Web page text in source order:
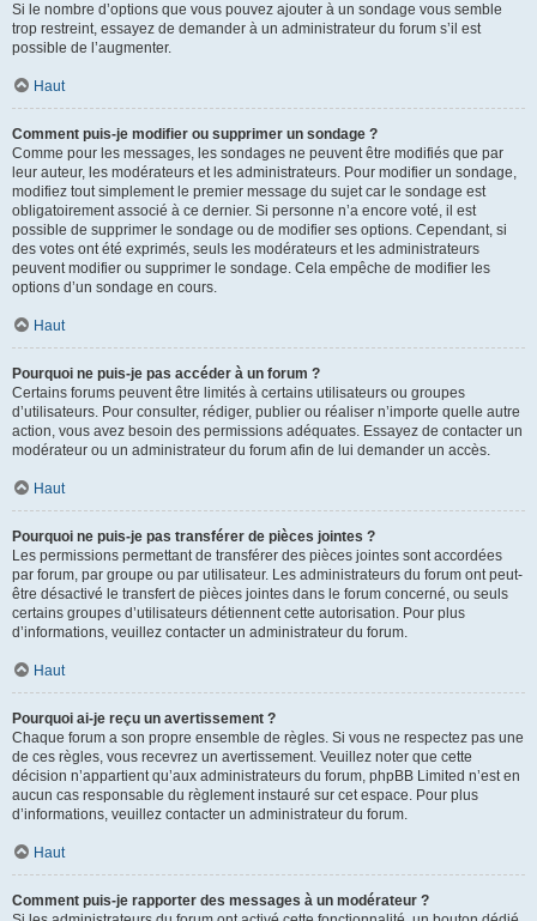
Si le nombre d’options que vous pouvez ajouter à un sondage vous semble
trop restreint, essayez de demander à un administrateur du forum s’il est
possible de l’augmenter.
Haut
Comment puis-je modifier ou supprimer un sondage ?
Comme pour les messages, les sondages ne peuvent être modifiés que par
leur auteur, les modérateurs et les administrateurs. Pour modifier un sondage,
modifiez tout simplement le premier message du sujet car le sondage est
obligatoirement associé à ce dernier. Si personne n’a encore voté, il est
possible de supprimer le sondage ou de modifier ses options. Cependant, si
des votes ont été exprimés, seuls les modérateurs et les administrateurs
peuvent modifier ou supprimer le sondage. Cela empêche de modifier les
options d’un sondage en cours.
Haut
Pourquoi ne puis-je pas accéder à un forum ?
Certains forums peuvent être limités à certains utilisateurs ou groupes
d’utilisateurs. Pour consulter, rédiger, publier ou réaliser n’importe quelle autre
action, vous avez besoin des permissions adéquates. Essayez de contacter un
modérateur ou un administrateur du forum afin de lui demander un accès.
Haut
Pourquoi ne puis-je pas transférer de pièces jointes ?
Les permissions permettant de transférer des pièces jointes sont accordées
par forum, par groupe ou par utilisateur. Les administrateurs du forum ont peut-
être désactivé le transfert de pièces jointes dans le forum concerné, ou seuls
certains groupes d’utilisateurs détiennent cette autorisation. Pour plus
d’informations, veuillez contacter un administrateur du forum.
Haut
Pourquoi ai-je reçu un avertissement ?
Chaque forum a son propre ensemble de règles. Si vous ne respectez pas une
de ces règles, vous recevrez un avertissement. Veuillez noter que cette
décision n’appartient qu’aux administrateurs du forum, phpBB Limited n’est en
aucun cas responsable du règlement instauré sur cet espace. Pour plus
d’informations, veuillez contacter un administrateur du forum.
Haut
Comment puis-je rapporter des messages à un modérateur ?